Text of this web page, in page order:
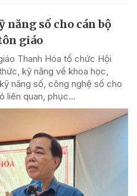
năng số cho cán bộ
giáo
Thanh Hóa tổ chức Hội
kỹ năng về khoa học,
năng số, công nghệ số cho
liên quan, phục...